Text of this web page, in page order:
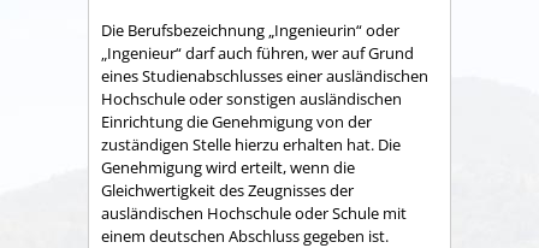
Die Berufsbezeichnung „Ingenieurin“ oder
„Ingenieur“ darf auch führen, wer auf Grund
eines Studienabschlusses einer ausländischen
Hochschule oder sonstigen ausländischen
Einrichtung die Genehmigung von der
zuständigen Stelle hierzu erhalten hat. Die
Genehmigung wird erteilt, wenn die
Gleichwertigkeit des Zeugnisses der
ausländischen Hochschule oder Schule mit
einem deutschen Abschluss gegeben ist.